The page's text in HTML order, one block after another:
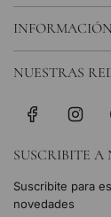
INFORMACIÓN
SUSCRIBITE A
Suscribite para
novedades
NUESTRAS